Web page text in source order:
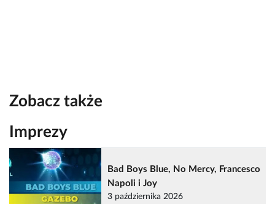
Zobacz także
Imprezy
Bad Boys Blue, No Mercy, Francesco
Napoli i Joy
3 października 2026